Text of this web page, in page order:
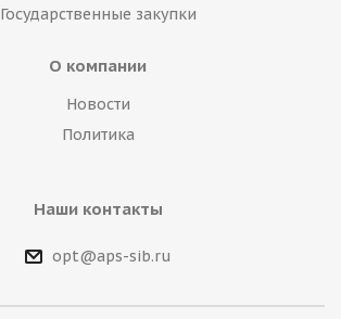
Государственные закупки
О компании
Новости
Политика
Наши контакты
opt@aps-sib.ru